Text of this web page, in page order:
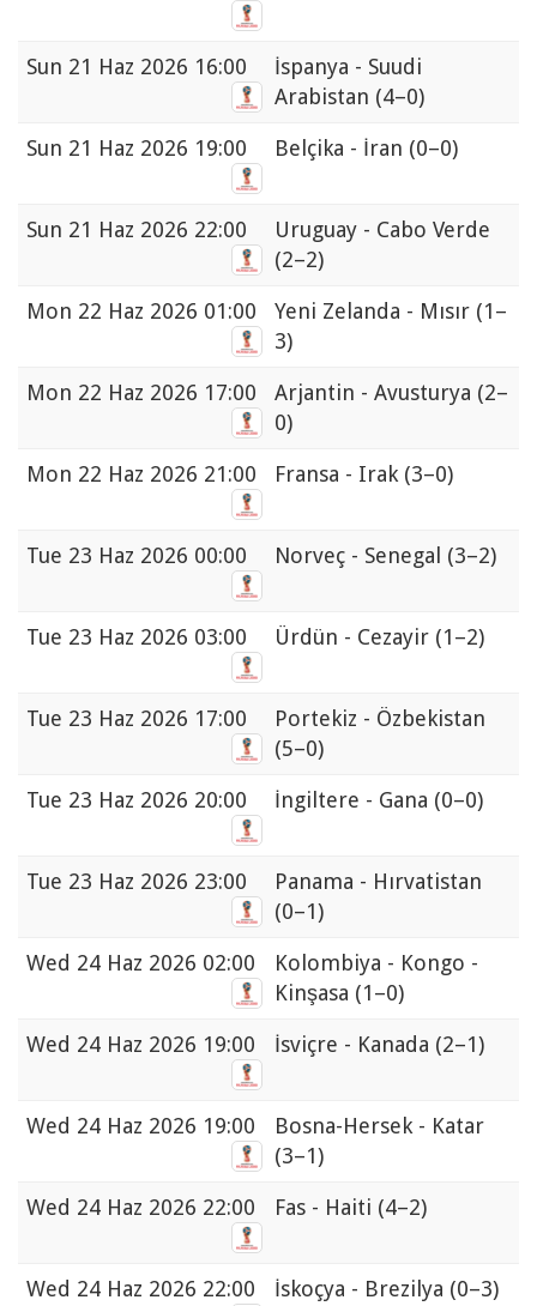
Sun 21 Haz 2026 16:00
İspanya - Suudi
Arabistan (4–0)
Sun 21 Haz 2026 19:00 Belçika - İran (0–0)
Sun 21 Haz 2026 22:00
Uruguay - Cabo Verde
(2–2)
Mon 22 Haz 2026 01:00 Yeni Zelanda - Mısır (1–
3)
Mon 22 Haz 2026 17:00 Arjantin - Avusturya (2–
0)
Mon 22 Haz 2026 21:00 Fransa - Irak (3–0)
Tue 23 Haz 2026 00:00 Norveç - Senegal (3–2)
Tue 23 Haz 2026 03:00 Ürdün - Cezayir (1–2)
Tue 23 Haz 2026 17:00
Portekiz - Özbekistan
(5–0)
Tue 23 Haz 2026 20:00 İngiltere - Gana (0–0)
Tue 23 Haz 2026 23:00
Panama - Hırvatistan
(0–1)
Wed 24 Haz 2026 02:00
Kolombiya - Kongo -
Kinşasa (1–0)
Wed 24 Haz 2026 19:00 İsviçre - Kanada (2–1)
Wed 24 Haz 2026 19:00
Bosna-Hersek - Katar
(3–1)
Wed 24 Haz 2026 22:00 Fas - Haiti (4–2)
Wed 24 Haz 2026 22:00 İskoçya - Brezilya (0–3)